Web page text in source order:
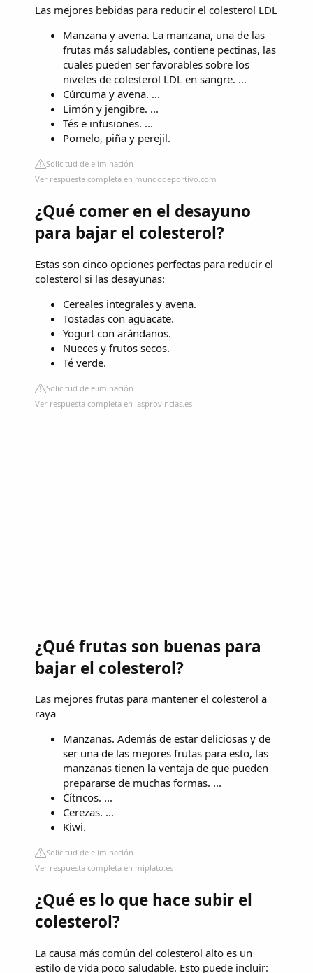
Las mejores bebidas para reducir el colesterol LDL
Manzana y avena. La manzana, una de las
frutas más saludables, contiene pectinas, las
cuales pueden ser favorables sobre los
niveles de colesterol LDL en sangre. ...
Cúrcuma y avena. ...
Limón y jengibre. ...
Tés e infusiones. ...
Pomelo, piña y perejil.
Solicitud de eliminación
Ver respuesta completa en mundodeportivo.com
¿Qué comer en el desayuno
para bajar el colesterol?
Estas son cinco opciones perfectas para reducir el
colesterol si las desayunas:
Cereales integrales y avena.
Tostadas con aguacate.
Yogurt con arándanos.
Nueces y frutos secos.
Té verde.
Solicitud de eliminación
Ver respuesta completa en lasprovincias.es
¿Qué frutas son buenas para
bajar el colesterol?
Las mejores frutas para mantener el colesterol a
raya
Manzanas. Además de estar deliciosas y de
ser una de las mejores frutas para esto, las
manzanas tienen la ventaja de que pueden
prepararse de muchas formas. ...
Cítricos. ...
Cerezas. ...
Kiwi.
Solicitud de eliminación
Ver respuesta completa en miplato.es
¿Qué es lo que hace subir el
colesterol?
La causa más común del colesterol alto es un
estilo de vida poco saludable. Esto puede incluir: